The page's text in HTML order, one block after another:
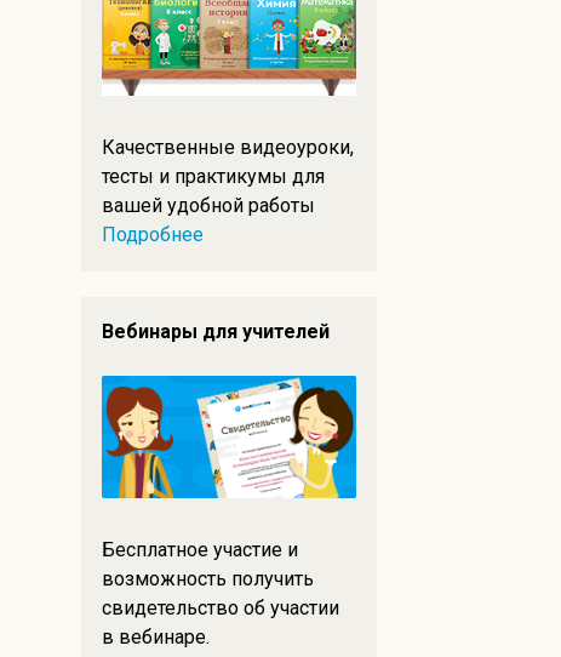
Качественные видеоуроки,
тесты и практикумы для
вашей удобной работы
Подробнее
Вебинары для учителей
Бесплатное участие и
возможность получить
свидетельство об участии
в вебинаре.